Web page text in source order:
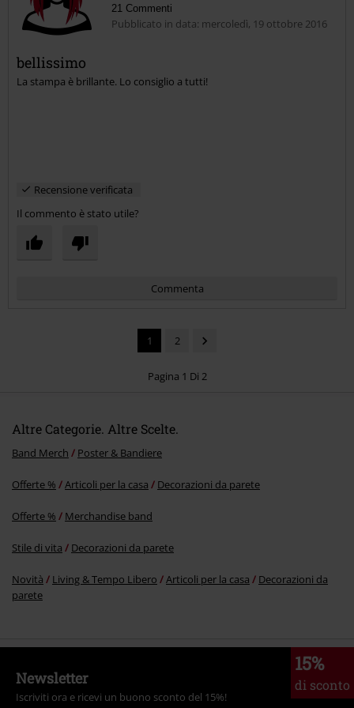
Invia un commento
21 Commenti
Pubblicato in data: mercoledì, 19 ottobre 2016
bellissimo
La stampa è brillante. Lo consiglio a tutti!
Recensione verificata
Il commento è stato utile?
Commenta
Invia un commento
1 2
Pagina 1 Di 2
Altre Categorie. Altre Scelte.
Band Merch Poster & Bandiere
Offerte % Articoli per la casa Decorazioni da parete
Offerte % Merchandise band
Stile di vita Decorazioni da parete
Novità Living & Tempo Libero Articoli per la casa
Decorazioni da
parete
15%
di sconto
Newsletter
Iscriviti ora e ricevi un buono sconto del 15%!